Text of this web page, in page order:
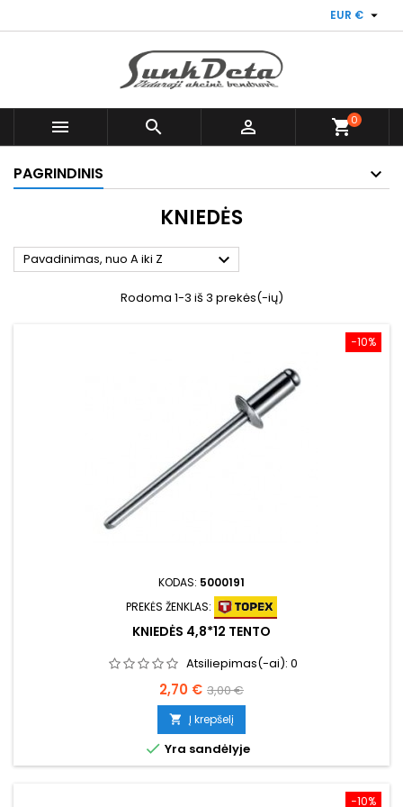
EUR € 
   shopping_cart0
PAGRINDINIS
KNIEDĖS
Pavadinimas, nuo A iki Z 
Rodoma 1-3 iš 3 prekės(-ių)
−10%
KODAS: 5000191
PREKĖS ŽENKLAS:
KNIEDĖS 4,8*12 TENTO
Atsiliepimas(-ai): 0
Kaina
2,70 € Bazinė
kaina
3,00 €
 Į krepšelį
 Yra sandėlyje
−10%